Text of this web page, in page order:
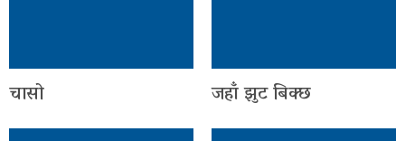
चासो जहाँ झुट बिक्छ